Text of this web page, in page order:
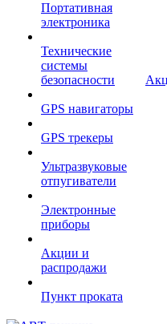
Портативная
электроника
Технические
системы
безопасности
GPS навигаторы
GPS трекеры
Ультразвуковые
отпугиватели
Электронные
приборы
Акции и
распродажи
Пункт проката